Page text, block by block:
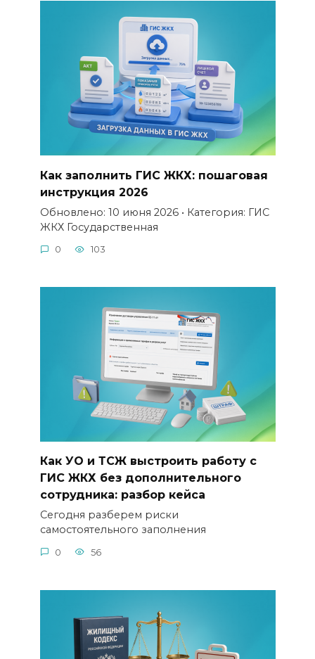
Как заполнить ГИС ЖКХ: пошаговая
инструкция 2026
Обновлено: 10 июня 2026 • Категория: ГИС
ЖКХ Государственная
0 103
Как УО и ТСЖ выстроить работу с
ГИС ЖКХ без дополнительного
сотрудника: разбор кейса
Сегодня разберем риски
самостоятельного заполнения
0 56